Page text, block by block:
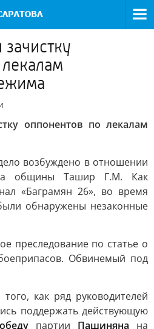
оппонентов по лекалам
возбуждено в отношении
общины Ташир Г.М. Как
«Баграмян 26», во время
обнаружены незаконные
преследование по статье о
Обвинемый под
как ряд руководителей
поддержать действующую
партии Пашиняна на